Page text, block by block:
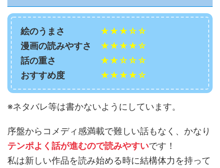
絵のうまさ ★★★☆☆
漫画の読みやすさ ★★★★☆
話の重さ ★★☆☆☆
おすすめ度 ★★★★☆
※ネタバレ等は書かないようにしています。
序盤からコメディ感満載で難しい話もなく、かなり
テンポよく話が進むので読みやすいです！
私は新しい作品を読み始める時に結構体力を持って